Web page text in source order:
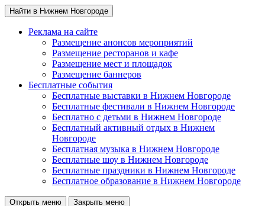
Найти в Нижнем Новгороде
Реклама на сайте
Размещение анонсов мероприятий
Размещение ресторанов и кафе
Размещение мест и площадок
Размещение баннеров
Бесплатные события
Бесплатные выставки в Нижнем Новгороде
Бесплатные фестивали в Нижнем Новгороде
Бесплатно с детьми в Нижнем Новгороде
Бесплатный активный отдых в Нижнем
Новгороде
Бесплатная музыка в Нижнем Новгороде
Бесплатные шоу в Нижнем Новгороде
Бесплатные праздники в Нижнем Новгороде
Бесплатное образование в Нижнем Новгороде
Открыть меню Закрыть меню